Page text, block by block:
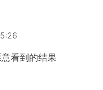
看到的结果